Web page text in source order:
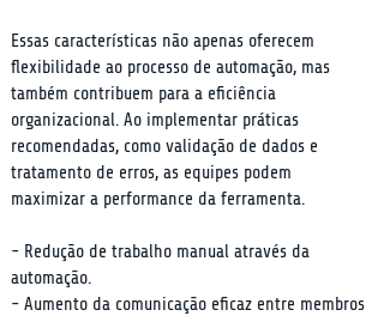
Essas características não apenas oferecem
flexibilidade ao processo de automação, mas
também contribuem para a eficiência
organizacional. Ao implementar práticas
recomendadas, como validação de dados e
tratamento de erros, as equipes podem
maximizar a performance da ferramenta.
- Redução de trabalho manual através da
automação.
- Aumento da comunicação eficaz entre membros